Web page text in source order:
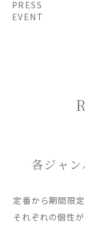
PRESS
EVENT
各ジャ
定番から期間限定
それぞれの個性